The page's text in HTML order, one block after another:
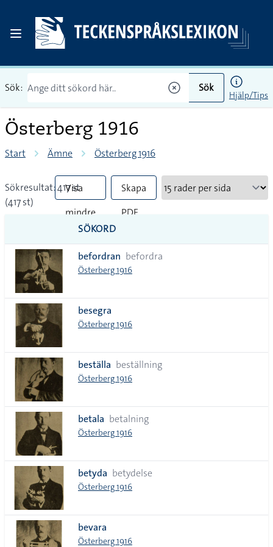
Sök: Sök
Hjälp/Tips
Österberg 1916
Start Ämne Österberg 1916
Sökresultat: 417 st
(417 st)
Visa
mindre
tecken
Skapa
PDF
SÖKORD
befordran befordra
Österberg 1916
besegra
Österberg 1916
beställa beställning
Österberg 1916
betala betalning
Österberg 1916
betyda betydelse
Österberg 1916
bevara
Österberg 1916